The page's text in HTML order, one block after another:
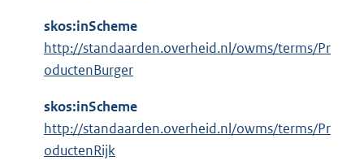
n
k
:
skos:inScheme
http://standaarden.overheid.nl/owms/terms/Pr
oductenBurger
skos:inScheme
http://standaarden.overheid.nl/owms/terms/Pr
oductenRijk